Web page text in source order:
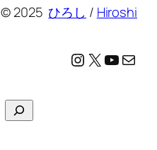
© 2025ひろし / Hiroshi
Instagram
X メール